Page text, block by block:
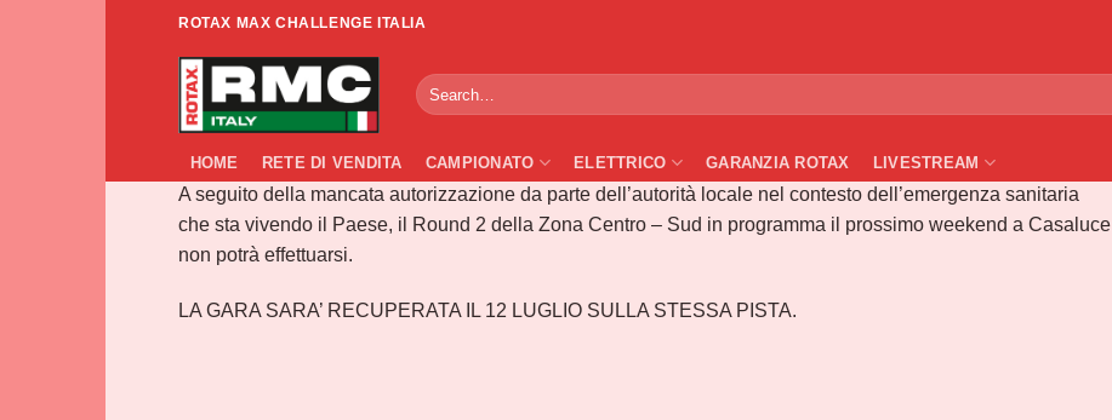
ROTAX MAX CHALLENGE ITALIA
HOME RETE DI VENDITA CAMPIONATO ELETTRICO GARANZIA ROTAX LIVESTREAM
A seguito della mancata autorizzazione da parte dell’autorità locale nel contesto dell’emergenza sanitaria
che sta vivendo il Paese, il Round 2 della Zona Centro – Sud in programma il prossimo weekend a Casaluce
non potrà effettuarsi.
LA GARA SARA’ RECUPERATA IL 12 LUGLIO SULLA STESSA PISTA.